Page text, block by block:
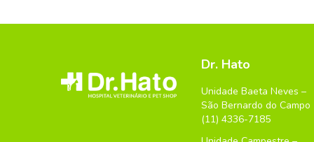
Dr. Hato
Unidade Baeta Neves –
São Bernardo do Campo
(11) 4336-7185